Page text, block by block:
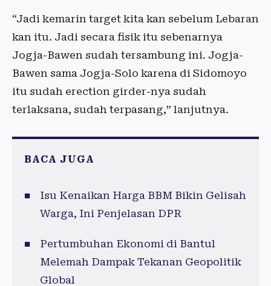
“Jadi kemarin target kita kan sebelum Lebaran
kan itu. Jadi secara fisik itu sebenarnya
Jogja-Bawen sudah tersambung ini. Jogja-
Bawen sama Jogja-Solo karena di Sidomoyo
itu sudah erection girder-nya sudah
terlaksana, sudah terpasang,” lanjutnya.
BACA JUGA
Isu Kenaikan Harga BBM Bikin Gelisah
Warga, Ini Penjelasan DPR
Pertumbuhan Ekonomi di Bantul
Melemah Dampak Tekanan Geopolitik
Global